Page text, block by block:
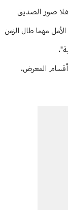
هلا صور الصديق
مهما طال الزمن
أقسام المعرض.